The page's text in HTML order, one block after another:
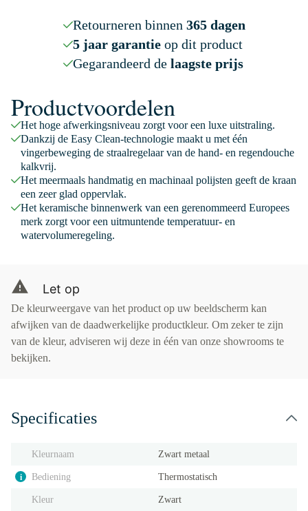
Retourneren binnen 365 dagen
5 jaar garantieop dit product
Gegarandeerd de laagste prijs
Productvoordelen
Het hoge afwerkingsniveau zorgt voor een luxe uitstraling.
Dankzij de Easy Clean-technologie maakt u met één
vingerbeweging de straalregelaar van de hand- en regendouche
kalkvrij.
Het meermaals handmatig en machinaal polijsten geeft de kraan
een zeer glad oppervlak.
Het keramische binnenwerk van een gerenommeerd Europees
merk zorgt voor een uitmuntende temperatuur- en
watervolumeregeling.
Let op
De kleurweergave van het product op uw beeldscherm kan
afwijken van de daadwerkelijke productkleur. Om zeker te zijn
van de kleur, adviseren wij deze in één van onze showrooms te
bekijken.
Specificaties
Kleurnaam Zwart metaal
i Bediening Thermostatisch
Kleur Zwart